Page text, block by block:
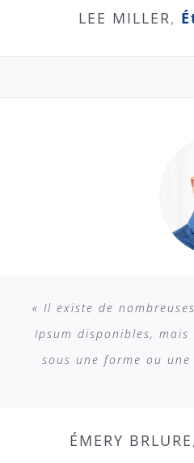
LEE MILLER,
« Il existe de
Ipsum disponibles,
sous une forme ou
ÉMERY BRLURE,